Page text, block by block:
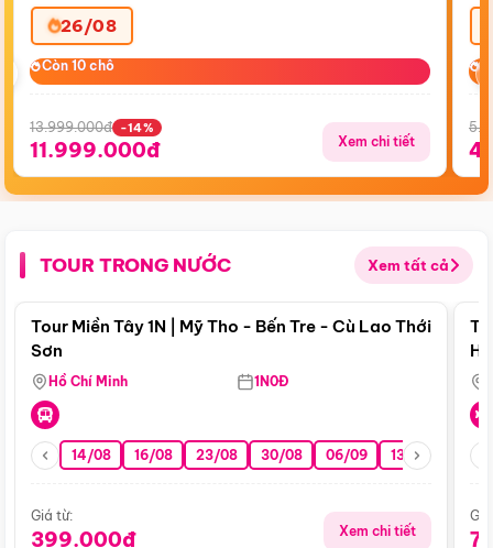
26/08
Còn 10 chỗ
Còn 10 chỗ
13.999.000đ -14%
11.999.000đ Xem chi tiết
TOUR TRONG NƯỚC Xem tất cả
Điểm nổi bật
Tour Miền Tây 1N | Mỹ Tho - Bến Tre - Cù Lao Thới
Sơn
Hồ Chí Minh 1N0Đ
14/08 16/08 23/08 30/08 06/09 13/09 20/09
Giá từ:
399.000đ Xem chi tiết